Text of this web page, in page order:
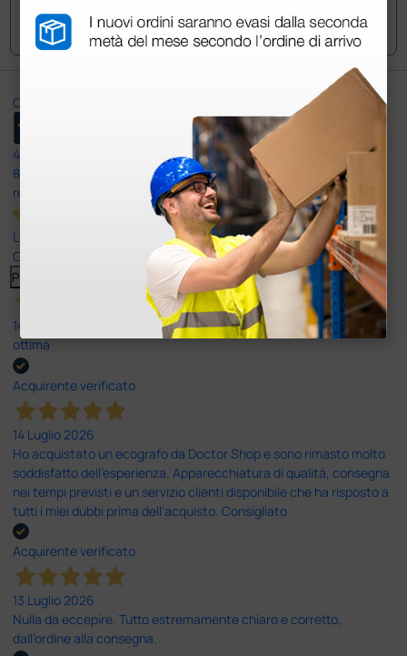
Invia la tua domanda
Ottimo
4,6
8.330
recensioni
Le nostre recensioni a 4 e 5 stelle.
Clicca qui per leggerle tutte >
Precedente
14 Luglio 2026
ottima
Acquirente verificato
14 Luglio 2026
Ho acquistato un ecografo da Doctor Shop e sono rimasto molto
soddisfatto dell'esperienza. Apparecchiatura di qualità, consegna
nei tempi previsti e un servizio clienti disponibile che ha risposto a
tutti i miei dubbi prima dell'acquisto. Consigliato
Acquirente verificato
13 Luglio 2026
Nulla da eccepire. Tutto estremamente chiaro e corretto,
dall’ordine alla consegna.